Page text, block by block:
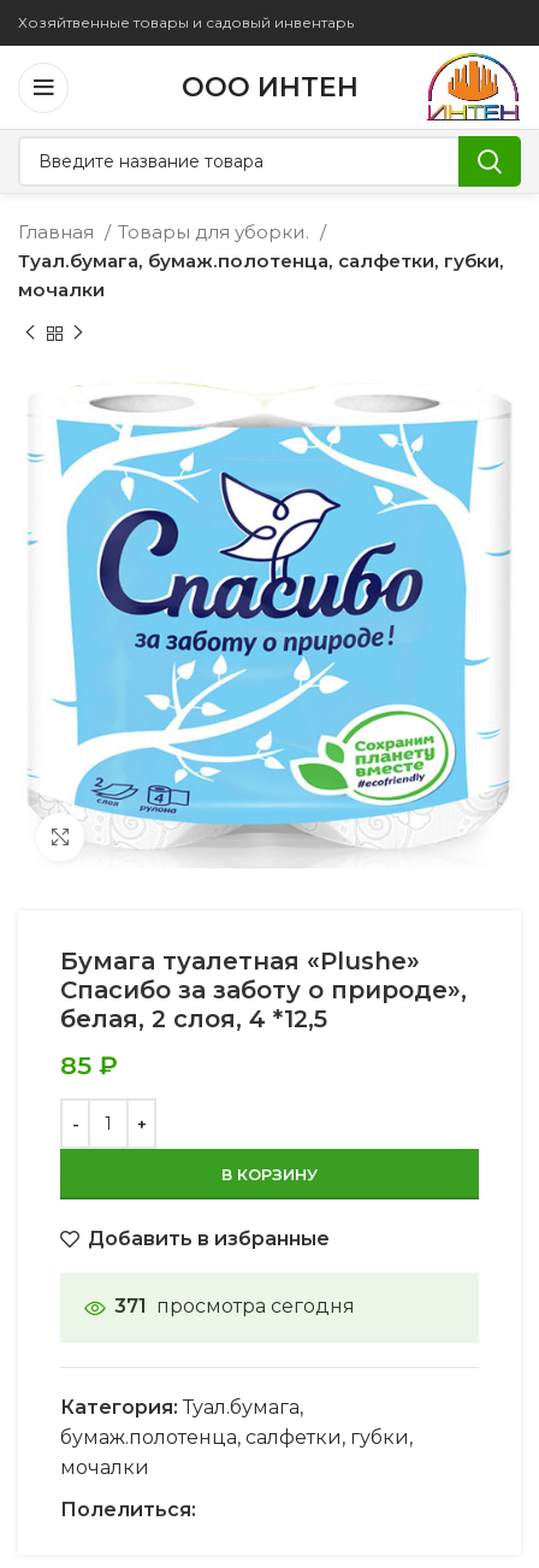
Хозяйтвенные товары и садовый инвентарь
ООО ИНТЕН
Главная
Товары для уборки.
Туал.бумага, бумаж.полотенца, салфетки, губки,
мочалки
Увеличить
Бумага туалетная «Plushe»
Спасибо за заботу о природе»,
белая, 2 слоя, 4 *12,5
85 ₽
В КОРЗИНУ
Добавить в избранные
371 просмотра сегодня
Категория: Туал.бумага,
бумаж.полотенца, салфетки, губки,
мочалки
Полелиться: